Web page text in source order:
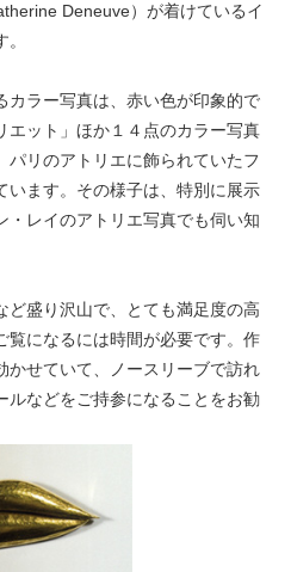
Deneuve）が着けているイ
カラー写真は、赤い色が印象的で
エット」ほか１４点のカラー写真
パリのアトリエに飾られていたフ
います。その様子は、特別に展示
・レイのアトリエ写真でも伺い知
ど盛り沢山で、とても満足度の高
覧になるには時間が必要です。作
かせていて、ノースリーブで訪れ
ルなどをご持参になることをお勧